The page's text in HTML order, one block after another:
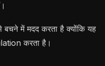
में मदद करता है क्योंकि यह
करता है।